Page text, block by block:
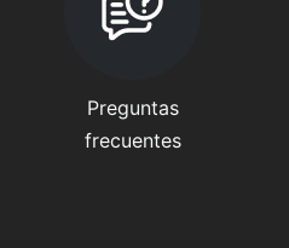
Preguntas
frecuentes